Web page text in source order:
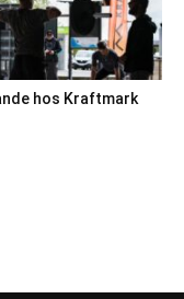
hos Kraftmark